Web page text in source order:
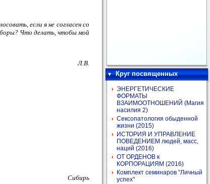
если я не согласен со
Что делать, чтобы мой
Л.В.
Сибирь
Круг посвященных
ЭНЕРГЕТИЧЕСКИЕ
ФОРМАТЫ
ВЗАИМООТНОШЕНИЙ (Магия
насилия 2)
Сексопатология обыденной
жизни (2015)
ИСТОРИЯ И УПРАВЛЕНИЕ
ПОВЕДЕНИЕМ людей, масс,
наций (2016)
ОТ ОРДЕНОВ к
КОРПОРАЦИЯМ (2016)
Комплект семинаров "Личный
успех"